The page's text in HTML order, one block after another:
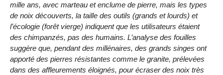
mille ans, avec marteau et enclume de pierre, mais les types
de noix découverts, la taille des outils (grands et lourds) et
l’écologie (forêt vierge) indiquent que les utilisateurs étaient
des chimpanzés, pas des humains. L’analyse des fouilles
suggère que, pendant des millénaires, des grands singes ont
apporté des pierres résistantes comme le granite, prélevées
dans des affleurements éloignés, pour écraser des noix très